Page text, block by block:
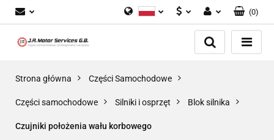
GBP
Zaloguj się
Dodaj zgłoszenie
(0)
Strona główna Części Samochodowe
Części samochodowe Silniki i osprzęt Blok silnika
Czujniki położenia wału korbowego